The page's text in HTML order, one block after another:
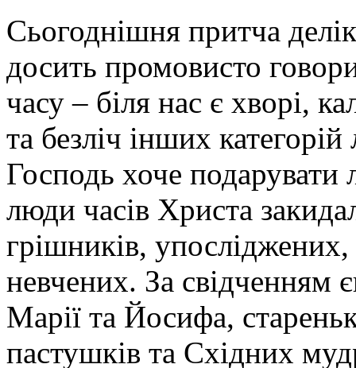
Сьогоднішня притча
досить промовисто
часу – біля нас є хворі,
та безліч інших
Господь хоче
люди часів Христа
грішників,
невчених. За свідченням
Марії та Йосифа,
пастушків та Східних